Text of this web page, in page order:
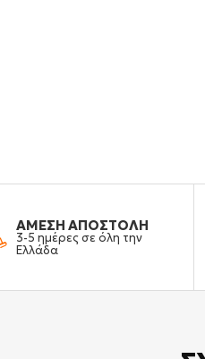
ΑΜΕΣΗ ΑΠΟΣΤΟΛΗ
3-5 ημέρες σε όλη την
Ελλάδα